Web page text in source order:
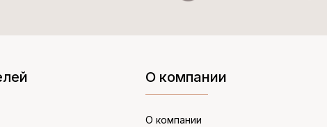
О компании
О компании